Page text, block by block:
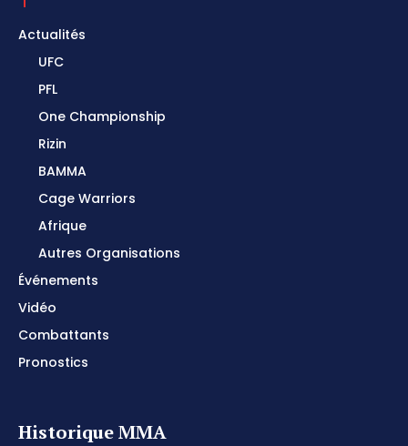
Actualités
UFC
PFL
One Championship
Rizin
BAMMA
Cage Warriors
Afrique
Autres Organisations
Événements
Vidéo
Combattants
Pronostics
Historique MMA